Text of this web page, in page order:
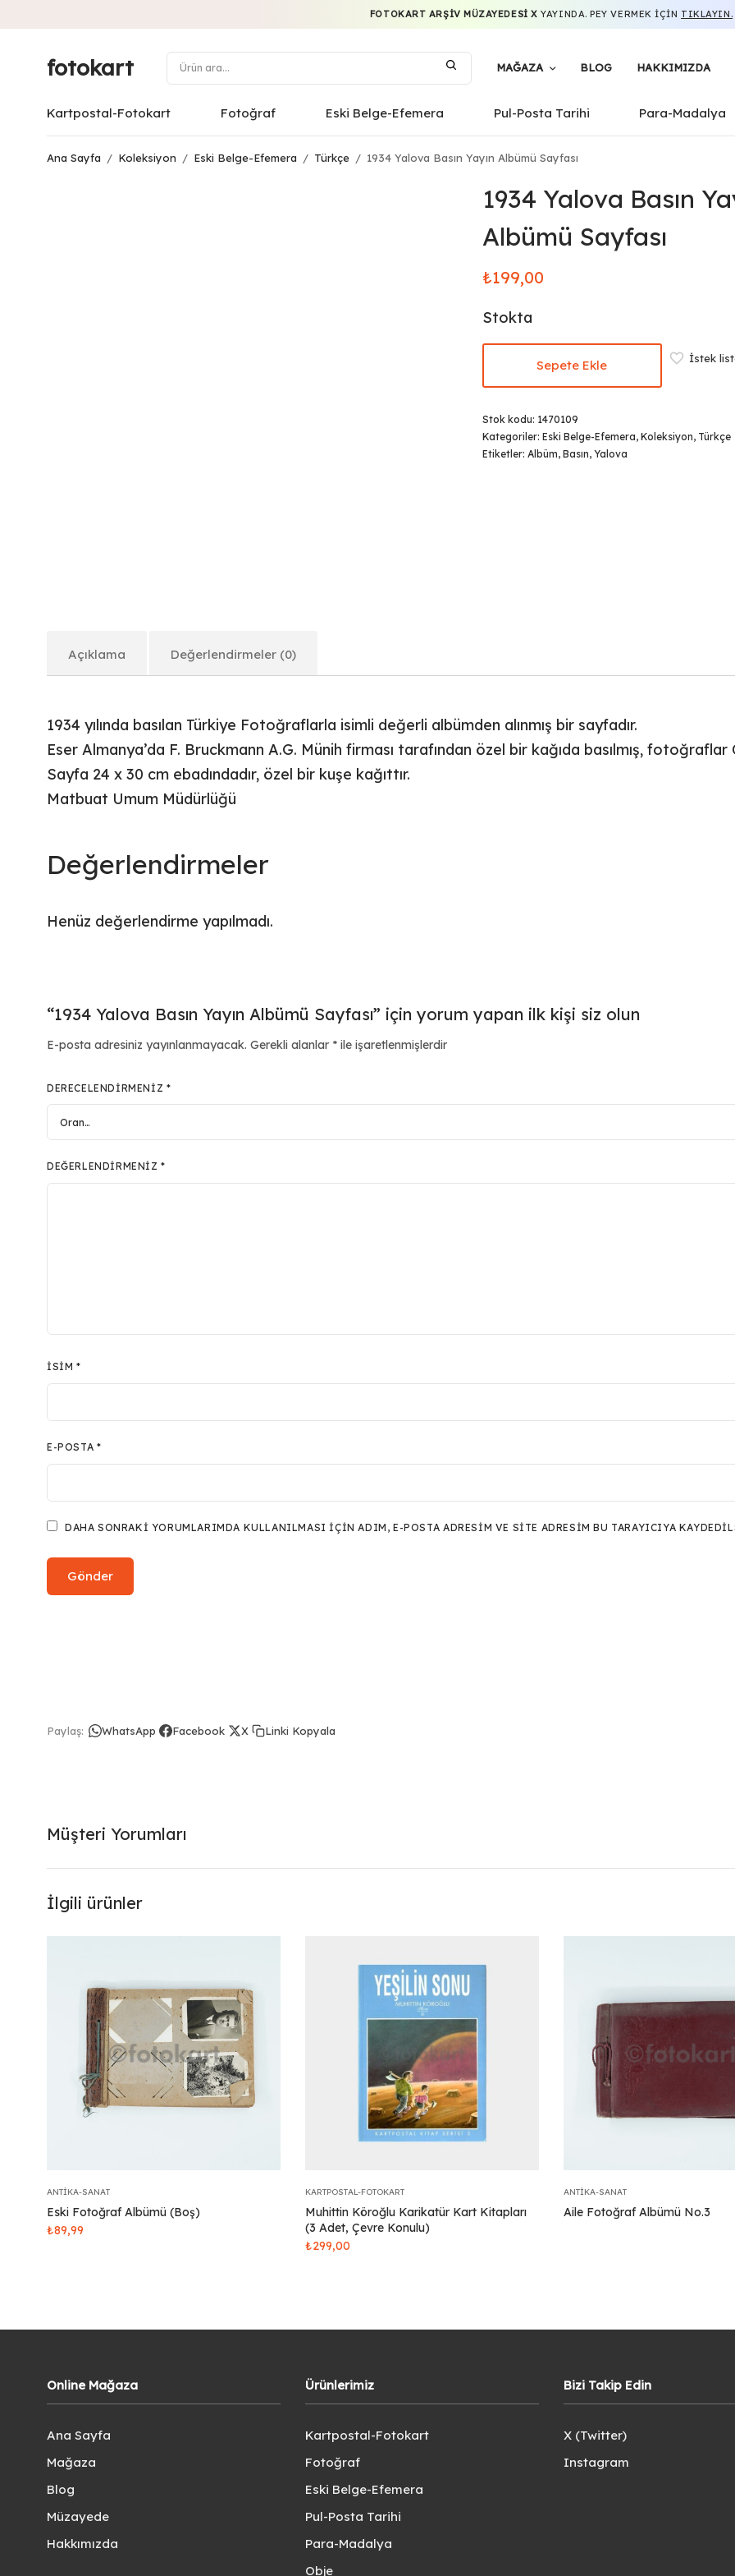
FOTOKART ARŞIV MÜZAYEDESI X YAYINDA. PEY VERMEK IÇIN TIKLAYIN.
fotokart MAĞAZA BLOG HAKKIMIZDA
Kartpostal-Fotokart Fotoğraf Eski Belge-Efemera Pul-Posta Tarihi Para-Madalya
Ana Sayfa / Koleksiyon / Eski Belge-Efemera / Türkçe / 1934 Yalova Basın Yayın Albümü Sayfası
1934 Yalova Basın
Albümü Sayfası
₺199,00
Stokta
Sepete Ekle İstek
Stok kodu: 1470109
Kategoriler: Eski Belge-Efemera, Koleksiyon, Türkçe
Etiketler: Albüm, Basın, Yalova
Açıklama Değerlendirmeler (0)
1934 yılında basılan Türkiye Fotoğraflarla isimli değerli albümden alınmış bir sayfadır.
Eser Almanya’da F. Bruckmann A.G. Münih firması tarafından özel bir kağıda basılmış,
Sayfa 24 x 30 cm ebadındadır, özel bir kuşe kağıttır.
Matbuat Umum Müdürlüğü
Değerlendirmeler
Henüz değerlendirme yapılmadı.
“1934 Yalova Basın Yayın Albümü Sayfası” için yorum yapan ilk kişi siz olun
E-posta adresiniz yayınlanmayacak. Gerekli alanlar * ile işaretlenmişlerdir
DERECELENDIRMENIZ *
DEĞERLENDIRMENIZ*
İSIM*
E-POSTA *
DAHA SONRAKI YORUMLARIMDA KULLANILMASI IÇIN ADIM, E-POSTA ADRESIM VE SITE ADRESIM BU TARAYICIYA
Paylaş: WhatsApp Facebook X Linki Kopyala
Müşteri Yorumları
İlgili ürünler
ANTIKA-SANAT
Eski Fotoğraf Albümü (Boş)
₺89,99
KARTPOSTAL-FOTOKART
Muhittin Köroğlu Karikatür Kart Kitapları
(3 Adet, Çevre Konulu)
₺299,00
ANTIKA-SANAT
Aile Fotoğraf Albümü No.3
Online Mağaza
Ana Sayfa
Mağaza
Blog
Müzayede
Hakkımızda
Ürünlerimiz
Kartpostal-Fotokart
Fotoğraf
Eski Belge-Efemera
Pul-Posta Tarihi
Para-Madalya
Obje
Bizi Takip Edin
X (Twitter)
Instagram